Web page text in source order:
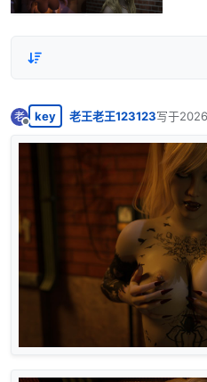
老
离线
key 老王老王123123写于
最后由